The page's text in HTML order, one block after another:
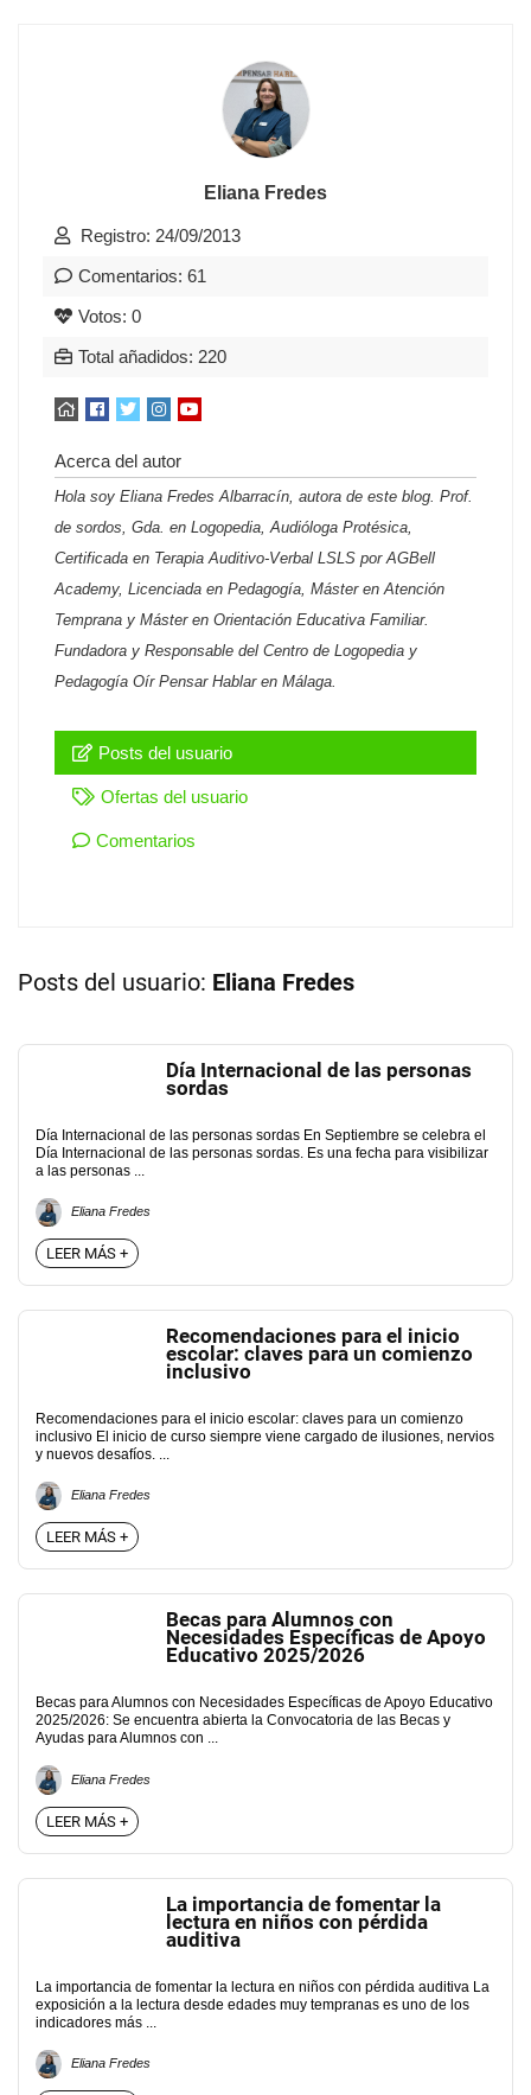
Eliana Fredes
Registro: 24/09/2013
Comentarios: 61
Votos: 0
Total añadidos: 220
Acerca del autor
Hola soy Eliana Fredes Albarracín, autora de este blog. Prof.
de sordos, Gda. en Logopedia, Audióloga Protésica,
Certificada en Terapia Auditivo-Verbal LSLS por AGBell
Academy, Licenciada en Pedagogía, Máster en Atención
Temprana y Máster en Orientación Educativa Familiar.
Fundadora y Responsable del Centro de Logopedia y
Pedagogía Oír Pensar Hablar en Málaga.
Posts del usuario
Ofertas del usuario
Comentarios
Posts del usuario: Eliana Fredes
Día Internacional de las personas
sordas
Día Internacional de las personas sordas En Septiembre se celebra el
Día Internacional de las personas sordas. Es una fecha para visibilizar
a las personas ...
Eliana Fredes
LEER MÁS +
Recomendaciones para el inicio
escolar: claves para un comienzo
inclusivo
Recomendaciones para el inicio escolar: claves para un comienzo
inclusivo El inicio de curso siempre viene cargado de ilusiones, nervios
y nuevos desafíos. ...
Eliana Fredes
LEER MÁS +
Becas para Alumnos con
Necesidades Específicas de Apoyo
Educativo 2025/2026
Becas para Alumnos con Necesidades Específicas de Apoyo Educativo
2025/2026: Se encuentra abierta la Convocatoria de las Becas y
Ayudas para Alumnos con ...
Eliana Fredes
LEER MÁS +
La importancia de fomentar la
lectura en niños con pérdida
auditiva
La importancia de fomentar la lectura en niños con pérdida auditiva La
exposición a la lectura desde edades muy tempranas es uno de los
indicadores más ...
Eliana Fredes